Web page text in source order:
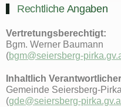
Rechtliche Angaben
Vertretungsberechtigt:
Bgm. Werner Baumann
(bgm@seiersberg-
Inhaltlich
Gemeinde Seiersberg-Pirka
(gde@seiersberg-